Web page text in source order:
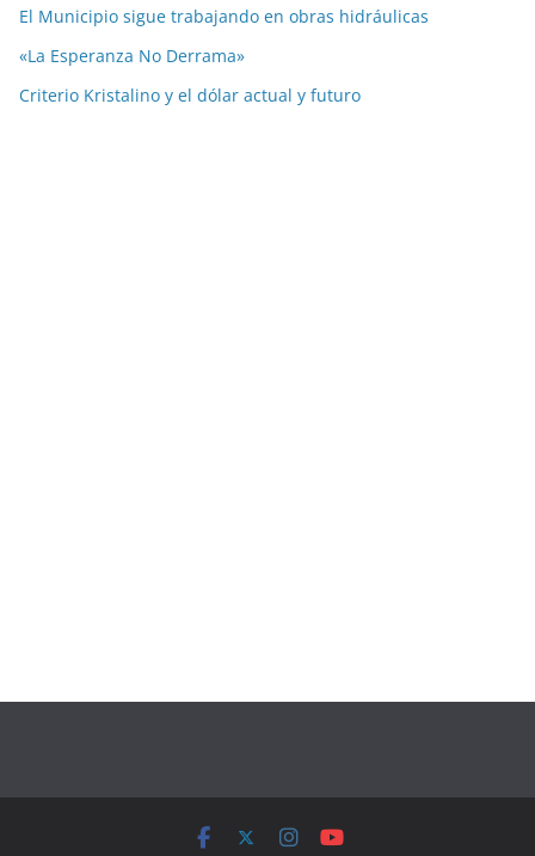
El Municipio sigue trabajando en obras hidráulicas
«La Esperanza No Derrama»
Criterio Kristalino y el dólar actual y futuro